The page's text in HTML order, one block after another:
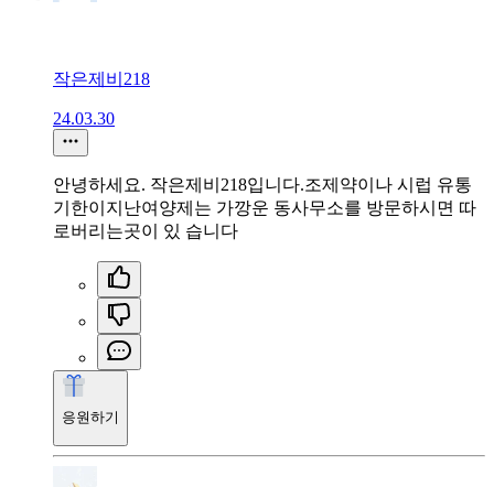
작은제비218
24.03.30
안녕하세요. 작은제비218입니다.조제약이나 시럽 유통
기한이지난여양제는 가깡운 동사무소를 방문하시면 따
로버리는곳이 있 습니다
응원하기